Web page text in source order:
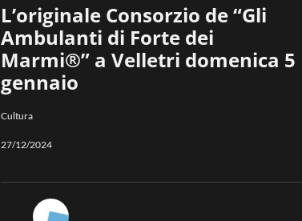
L’originale Consorzio de “Gli
Ambulanti di Forte dei
Marmi®” a Velletri domenica 5
gennaio
Cultura
27/12/2024